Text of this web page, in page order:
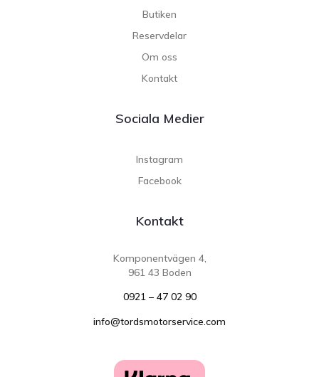
Butiken
Reservdelar
Om oss
Kontakt
Sociala Medier
Instagram
Facebook
Kontakt
Komponentvägen 4,
961 43 Boden
0921 – 47 02 90
info@tordsmotorservice.com